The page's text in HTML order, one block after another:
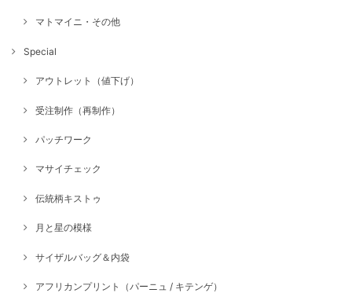
マトマイニ・その他
Special
アウトレット（値下げ）
受注制作（再制作）
パッチワーク
マサイチェック
伝統柄キストゥ
月と星の模様
サイザルバッグ＆内袋
アフリカンプリント（パーニュ / キテンゲ）